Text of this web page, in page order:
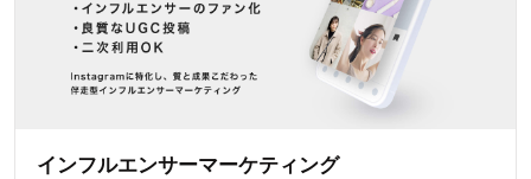
インフルエンサーマーケティング